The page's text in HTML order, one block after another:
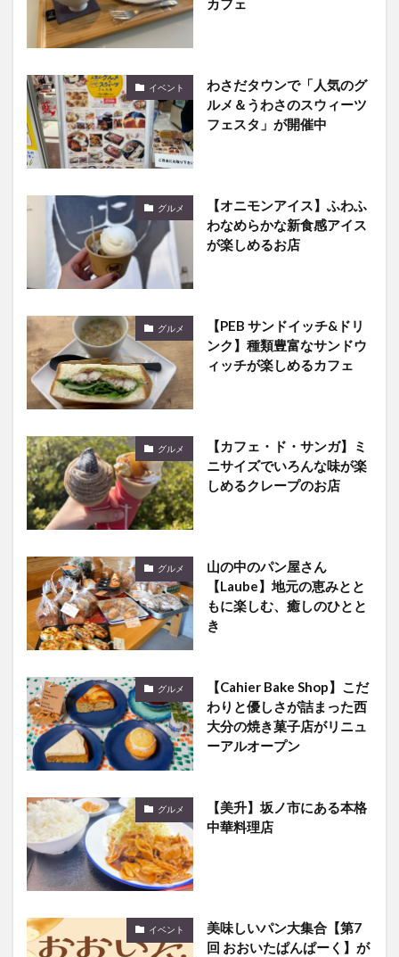
カフェ
イベント
わさだタウンで「人気のグ
ルメ＆うわさのスウィーツ
フェスタ」が開催中
グルメ
【オニモンアイス】ふわふ
わなめらかな新食感アイス
が楽しめるお店
グルメ
【PEB サンドイッチ&ドリ
ンク】種類豊富なサンドウ
ィッチが楽しめるカフェ
グルメ
【カフェ・ド・サンガ】ミ
ニサイズでいろんな味が楽
しめるクレープのお店
グルメ
山の中のパン屋さん
【Laube】地元の恵みとと
もに楽しむ、癒しのひとと
き
グルメ
【Cahier Bake Shop】こだ
わりと優しさが詰まった西
大分の焼き菓子店がリニュ
ーアルオープン
グルメ
【美升】坂ノ市にある本格
中華料理店
イベント
美味しいパン大集合【第7
回 おおいたぱんぱーく】が